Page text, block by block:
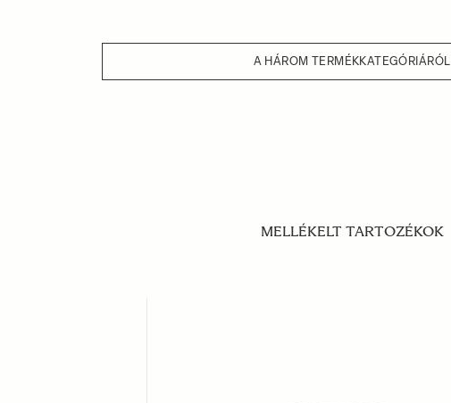
A HÁROM TERMÉKKATEGÓRIÁRÓL
MELLÉKELT TARTOZÉKOK